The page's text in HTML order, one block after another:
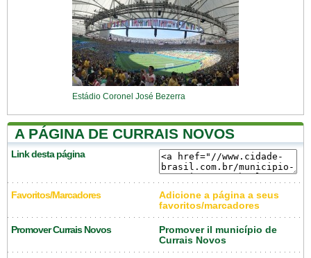
Estádio Coronel José Bezerra
A PÁGINA DE CURRAIS NOVOS
Link desta página
Favoritos/Marcadores
Adicione a página a seus
favoritos/marcadores
Promover Currais Novos
Promover il município de
Currais Novos